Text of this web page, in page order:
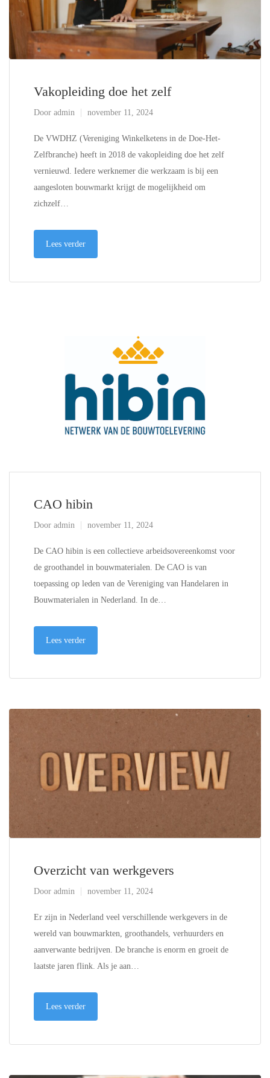
Vakopleiding doe het zelf
Door admin november 11, 2024
De VWDHZ (Vereniging Winkelketens in de Doe-Het-
Zelfbranche) heeft in 2018 de vakopleiding doe het zelf
vernieuwd. Iedere werknemer die werkzaam is bij een
aangesloten bouwmarkt krijgt de mogelijkheid om
zichzelf…
Lees verder
CAO hibin
Door admin november 11, 2024
De CAO hibin is een collectieve arbeidsovereenkomst voor
de groothandel in bouwmaterialen. De CAO is van
toepassing op leden van de Vereniging van Handelaren in
Bouwmaterialen in Nederland. In de…
Lees verder
Overzicht van werkgevers
Door admin november 11, 2024
Er zijn in Nederland veel verschillende werkgevers in de
wereld van bouwmarkten, groothandels, verhuurders en
aanverwante bedrijven. De branche is enorm en groeit de
laatste jaren flink. Als je aan…
Lees verder